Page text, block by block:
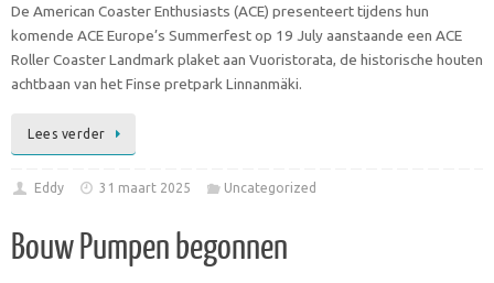
De American Coaster Enthusiasts (ACE) presenteert tijdens hun
komende ACE Europe’s Summerfest op 19 July aanstaande een ACE
Roller Coaster Landmark plaket aan Vuoristorata, de historische houten
achtbaan van het Finse pretpark Linnanmäki.
Lees verder
Eddy 31 maart 2025 Uncategorized
Bouw Pumpen begonnen